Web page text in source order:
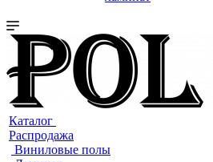
Каталог
Распродажа
Виниловые полы